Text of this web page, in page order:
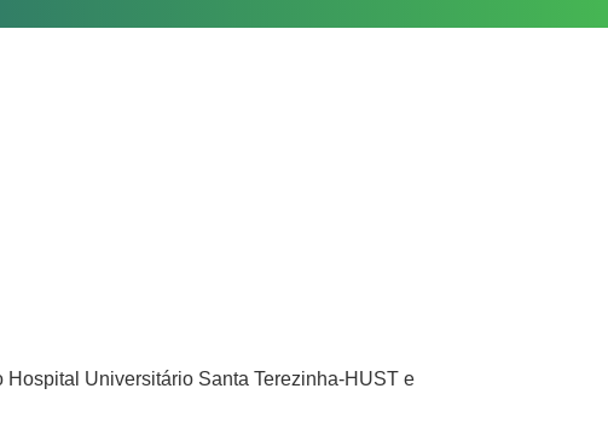
Universitário Santa Terezinha-HUST e